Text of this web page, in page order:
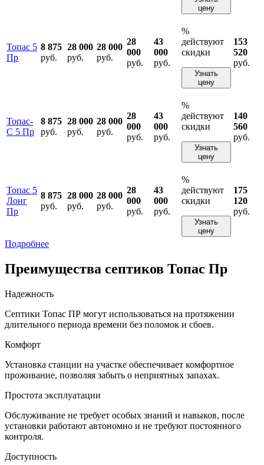
цену
Топас 5
Пр
8 875
руб.
28 000
руб.
28 000
руб.
28
000
руб.
43
000
руб.
%
действуют
скидки
Узнать
цену
153
520
руб.
Топас-
С 5 Пр
8 875
руб.
28 000
руб.
28 000
руб.
28
000
руб.
43
000
руб.
%
действуют
скидки
Узнать
цену
140
560
руб.
Топас 5
Лонг
Пр
8 875
руб.
28 000
руб.
28 000
руб.
28
000
руб.
43
000
руб.
%
действуют
скидки
Узнать
цену
175
120
руб.
Подробнее
Преимущества септиков Топас Пр
Надежность
Септики Топас ПР могут использоваться на протяжении
длительного периода времени без поломок и сбоев.
Комфорт
Установка станции на участке обеспечивает комфортное
проживание, позволяя забыть о неприятных запахах.
Простота эксплуатации
Обслуживание не требует особых знаний и навыков, после
установки работают автономно и не требуют постоянного
контроля.
Доступность